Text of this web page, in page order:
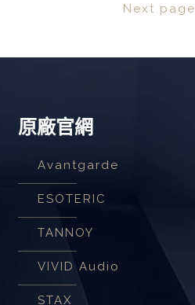
Next page
原廠官網
Avantgarde
ESOTERIC
TANNOY
VIVID Audio
STAX